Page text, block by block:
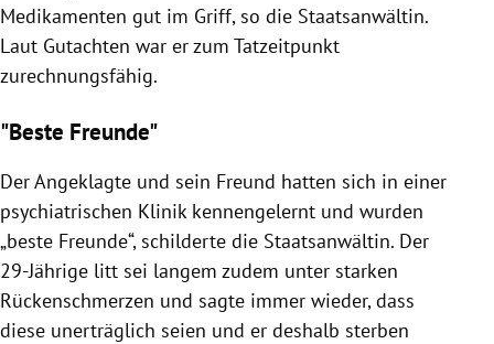
Medikamenten gut im Griff, so die Staatsanwältin.
Laut Gutachten war er zum Tatzeitpunkt
zurechnungsfähig.
"Beste Freunde"
Der Angeklagte und sein Freund hatten sich in einer
psychiatrischen Klinik kennengelernt und wurden
„beste Freunde“, schilderte die Staatsanwältin. Der
29-Jährige litt sei langem zudem unter starken
Rückenschmerzen und sagte immer wieder, dass
diese unerträglich seien und er deshalb sterben